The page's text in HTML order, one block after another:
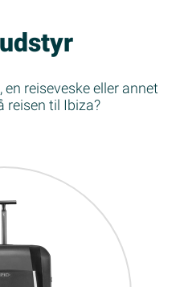
reiseveske eller annet
reisen til Ibiza?